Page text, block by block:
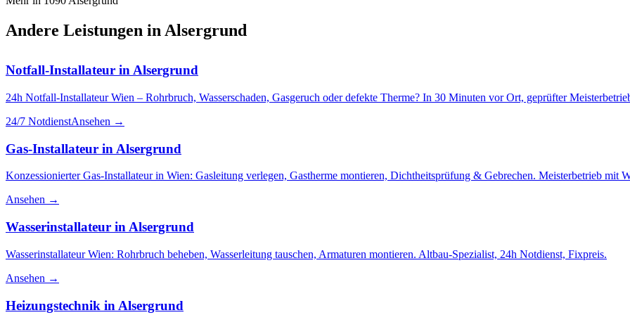
Andere Leistungen in Alsergrund
Notfall-Installateur in Alsergrund
24h Notfall-Installateur Wien – Rohrbruch, Wasserschaden, Gasgeruch oder defekte Therme? In 30 Minuten vor Ort, geprüfter
24/7 NotdienstAnsehen →
Gas-Installateur in Alsergrund
Konzessionierter Gas-Installateur in Wien: Gasleitung verlegen, Gastherme montieren, Dichtheitsprüfung & Gebrechen. Meisterbetrieb mit
Ansehen →
Wasserinstallateur in Alsergrund
Wasserinstallateur Wien: Rohrbruch beheben, Wasserleitung tauschen, Armaturen montieren. Altbau-Spezialist, 24h Notdienst, Fixpreis.
Ansehen →
Heizungstechnik in Alsergrund